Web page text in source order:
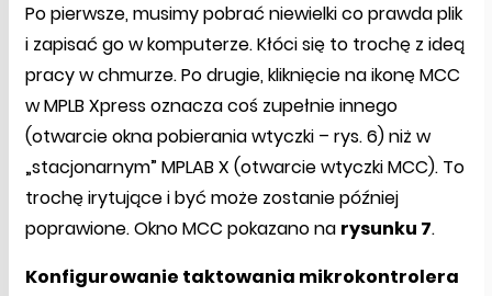
Po pierwsze, musimy pobrać niewielki co prawda plik
i zapisać go w komputerze. Kłóci się to trochę z ideą
pracy w chmurze. Po drugie, kliknięcie na ikonę MCC
w MPLB Xpress oznacza coś zupełnie innego
(otwarcie okna pobierania wtyczki – rys. 6) niż w
„stacjonarnym” MPLAB X (otwarcie wtyczki MCC). To
trochę irytujące i być może zostanie później
poprawione. Okno MCC pokazano na rysunku 7.
Konfigurowanie taktowania mikrokontrolera